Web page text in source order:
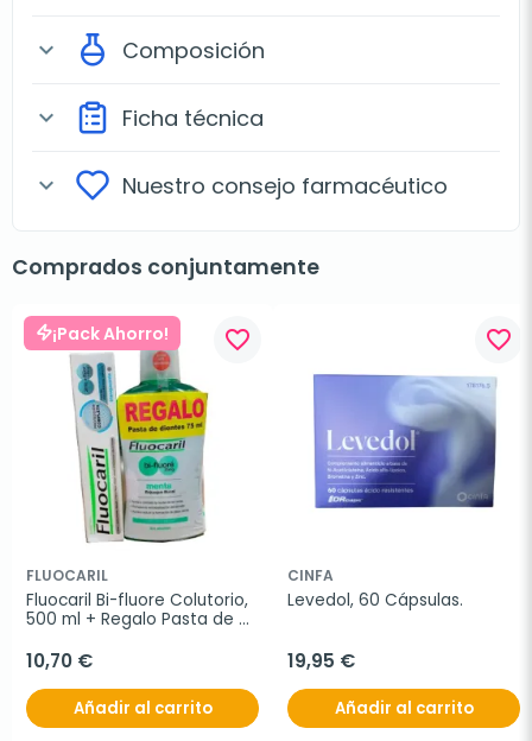
expand_more Composición
expand_more Ficha técnica
expand_more Nuestro consejo farmacéutico
Comprados conjuntamente
¡Pack Ahorro! favorite_border
FLUOCARIL
Fluocaril Bi-fluore Colutorio,
500 ml + Regalo Pasta de
10,70 €
Añadir al carrito
favorite_border
CINFA
Levedol, 60 Cápsulas.
19,95 €
Añadir al carrito